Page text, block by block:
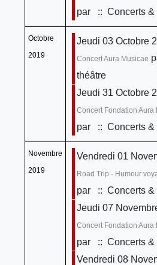
par :: Concerts &
Octobre
2019
Jeudi 03 Octobre
Concert Aura Musicae
théâtre
Jeudi 31 Octobre
Concert Fondation Aura
par :: Concerts &
Novembre
2019
Vendredi 01
Road Trip - Humour
par
:: Concerts &
Jeudi 07
Concert Fondation Aura
par
:: Concerts &
Vendredi 08